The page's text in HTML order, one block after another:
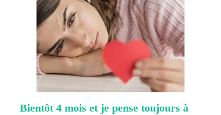
Bientôt 4 mois et je pense toujours à